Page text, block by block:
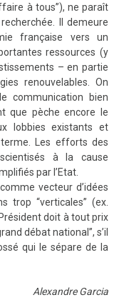
à tous”), ne paraît
Il demeure
française vers un
ressources (y
– en partie
renouvelables. On
communication bien
que pèche encore le
lobbies existants et
Les efforts des
à la cause
par l’Etat.
vecteur d’idées
trop “verticales” (ex.
doit à tout prix
débat national”, s’il
qui le sépare de la
Alexandre Garcia